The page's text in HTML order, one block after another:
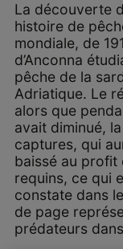
La découverte
histoire de
mondiale, de
d’Anconna
pêche de la
Adriatique. Le
alors que
avait diminué,
captures, qui
baissé au profit
requins, ce qui
constate dans
de page
prédateurs